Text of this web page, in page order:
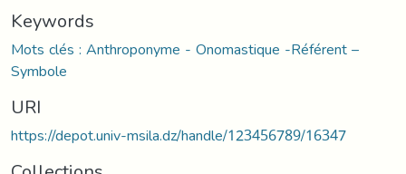
Keywords
Mots clés : Anthroponyme - Onomastique -Référent –
Symbole
URI
https://depot.univ-msila.dz/handle/123456789/16347